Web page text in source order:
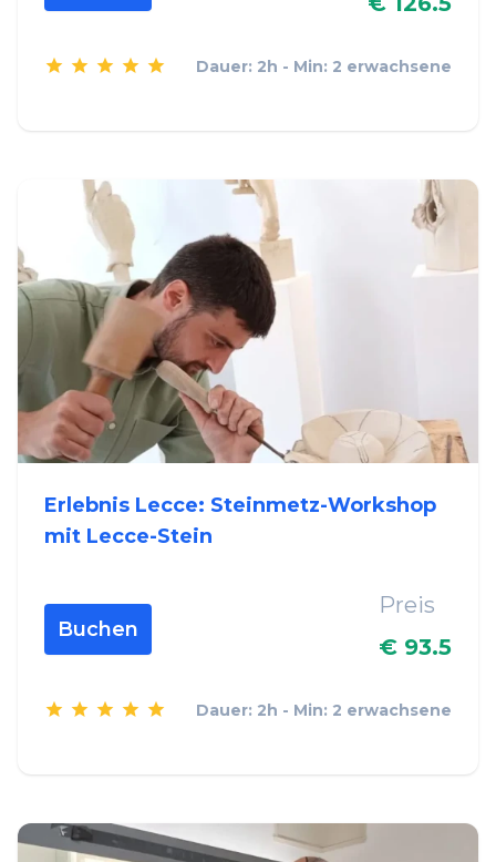
Dauer: 2h - Min: 2 erwachsene
Erlebnis Lecce: Steinmetz-Workshop
mit Lecce-Stein
Buchen
Preis
€ 93.5
Dauer: 2h - Min: 2 erwachsene